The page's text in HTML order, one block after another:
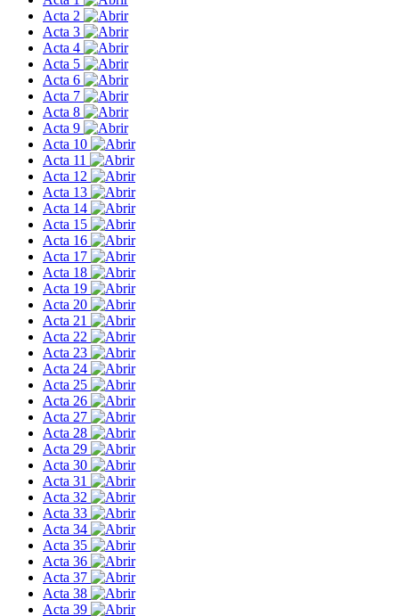
Acta 2
Acta 3
Acta 4
Acta 5
Acta 6
Acta 7
Acta 8
Acta 9
Acta 10
Acta 11
Acta 12
Acta 13
Acta 14
Acta 15
Acta 16
Acta 17
Acta 18
Acta 19
Acta 20
Acta 21
Acta 22
Acta 23
Acta 24
Acta 25
Acta 26
Acta 27
Acta 28
Acta 29
Acta 30
Acta 31
Acta 32
Acta 33
Acta 34
Acta 35
Acta 36
Acta 37
Acta 38
Acta 39